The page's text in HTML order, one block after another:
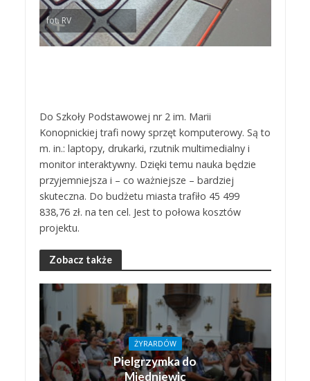
fot. RV
Do Szkoły Podstawowej nr 2 im. Marii
Konopnickiej trafi nowy sprzęt komputerowy. Są to
m. in.: laptopy, drukarki, rzutnik multimedialny i
monitor interaktywny. Dzięki temu nauka będzie
przyjemniejsza i – co ważniejsze – bardziej
skuteczna. Do budżetu miasta trafiło 45 499
838,76 zł. na ten cel. Jest to połowa kosztów
projektu.
Zobacz także
ŻYRARDÓW
Pielgrzymka do
Miedniewic